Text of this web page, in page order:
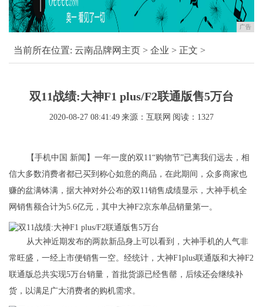
广告
当前所在位置: 云南品牌网主页 > 企业 > 正文 >
双11战绩:大神F1 plus/F2联通版售5万台
2020-08-27 08:41:49 来源：互联网 阅读：1327
【手机中国 新闻】一年一度的双11“购物节”已离我们远去，相
信大多数消费者都已买到称心如意的商品，在此期间，众多商家也
赚的盆满钵满，据大神对外公布的双11销售成绩显示，大神手机全
网销售额合计为5.6亿元，其中大神F2京东单品销量第一。
从大神近期发布的两款新品身上可以看到，大神手机的人气非
常旺盛，一经上市便销售一空。经统计，大神F1plus联通版和大神F2
联通版总共实现5万台销量，首批货源已经售罄，后续还会继续补
货，以满足广大消费者的购机需求。